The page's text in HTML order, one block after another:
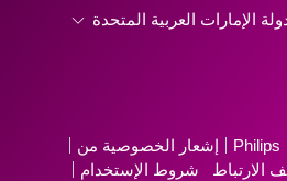
Philips
إشعار الخصوصية من
شروط الإستخدام